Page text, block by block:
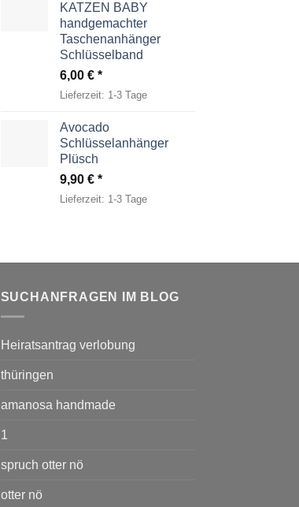
KATZEN BABY
handgemachter
Taschenanhänger
Schlüsselband
6,00 €
Lieferzeit: 1-3 Tage
Avocado
Schlüsselanhänger
Plüsch
9,90 €
Lieferzeit: 1-3 Tage
SUCHANFRAGEN IM BLOG
Heiratsantrag verlobung
thüringen
amanosa handmade
1
spruch otter nö
otter nö